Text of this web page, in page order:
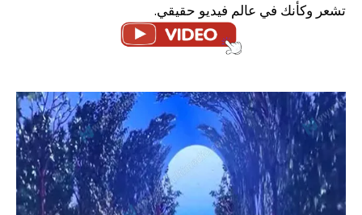
تشعر وكأنك في عالم فيديو حقيقي.